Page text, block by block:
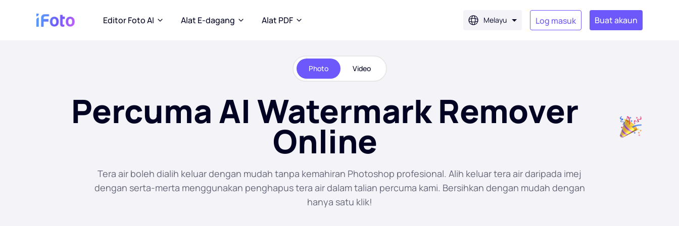
Editor Foto AI Alat E-dagang Alat PDF Melayu Log masuk Buat akaun
Photo Video
Percuma AI Watermark Remover
Online
Tera air boleh dialih keluar dengan mudah tanpa kemahiran Photoshop profesional. Alih keluar tera air daripada imej
dengan serta-merta menggunakan penghapus tera air dalam talian percuma kami. Bersihkan dengan mudah dengan
hanya satu klik!